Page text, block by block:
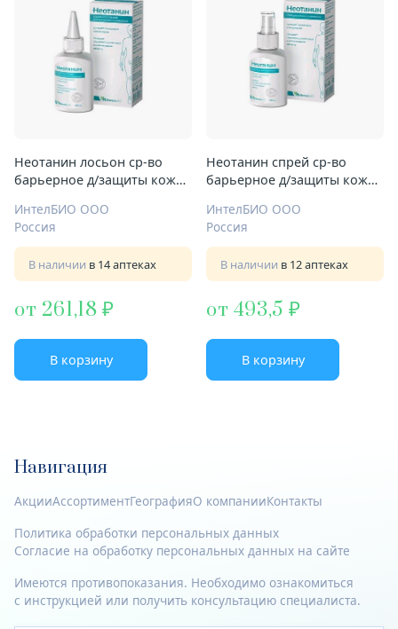
Неотанин лосьон ср-во
барьерное д/защиты кожи
ИнтелБИО ООО
Россия
В наличии в 14 аптеках
от 261,18
В корзину
Неотанин спрей ср-во
барьерное д/защиты кожи
ИнтелБИО ООО
Россия
В наличии в 12 аптеках
от 493,5
В корзину
Навигация
АкцииАссортиментГеографияО компанииКонтакты
Политика обработки персональных данных
Согласие на обработку персональных данных на сайте
Имеются противопоказания. Необходимо ознакомиться
с инструкцией или получить консультацию специалиста.